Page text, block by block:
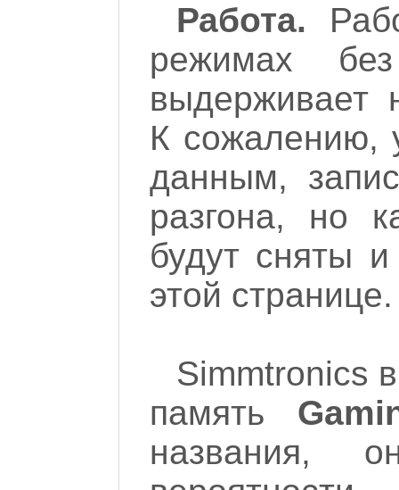
Работа.
режимах
выдерживает
К сожалению,
данным,
разгона, но
будут сняты
этой странице.
Simmtronics
память
названия,